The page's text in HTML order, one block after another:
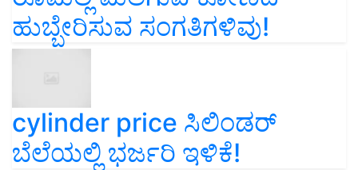
ಹುಬ್ಬೇರಿಸುವ ಸಂಗತಿಗಳಿವು!
cylinder price ಸಿಲಿಂಡರ್‌
ಬೆಲೆಯಲ್ಲಿ ಭರ್ಜರಿ ಇಳಿಕೆ!